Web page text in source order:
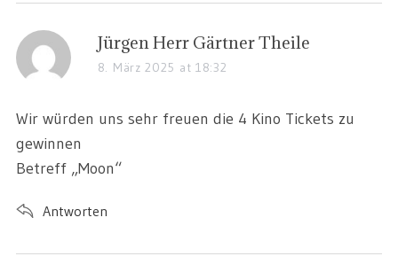
Jürgen Herr Gärtner Theile
8. März 2025 at 18:32
Wir würden uns sehr freuen die 4 Kino Tickets zu
gewinnen
Betreff „Moon“
Antworten